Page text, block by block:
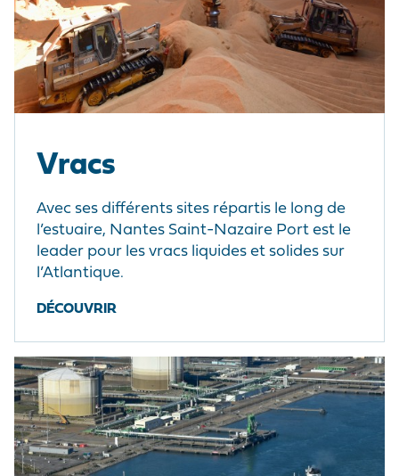
Vracs
Avec ses différents sites répartis le long de
l’estuaire, Nantes Saint-Nazaire Port est le
leader pour les vracs liquides et solides sur
l’Atlantique.
DÉCOUVRIR